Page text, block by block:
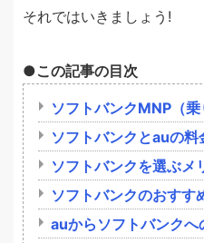
それではいきましょう!
この記事の目次
ソフトバンクMNP（
ソフトバンクとauの料
ソフトバンクを選ぶメ
ソフトバンクのおすす
auからソフトバンクへ